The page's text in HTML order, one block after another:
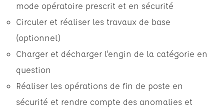
mode opératoire prescrit et en sécurité
Circuler et réaliser les travaux de base
(optionnel)
Charger et décharger l'engin de la catégorie en
question
Réaliser les opérations de fin de poste en
sécurité et rendre compte des anomalies et